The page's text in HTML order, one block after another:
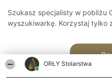
ORŁY Stolarstwa
Szukasz specjalisty w pobliżu
wyszukiwarkę. Korzystaj tylko